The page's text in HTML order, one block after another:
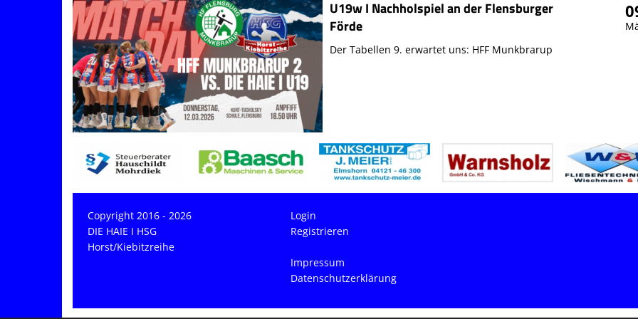
U19w I Nachholspiel an der Flensburger
Förde
Der Tabellen 9. erwartet uns: HFF Munkbrarup
Copyright 2016 - 2026
DIE HAIE I HSG
Horst/Kiebitzreihe
Login
Registrieren
Impressum
Datenschutzerklärung